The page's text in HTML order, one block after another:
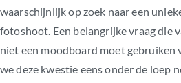
waarschijnlijk op zoek naar een
fotoshoot. Een belangrijke vraag die
niet een moodboard moet gebruiken
we deze kwestie eens onder de loep